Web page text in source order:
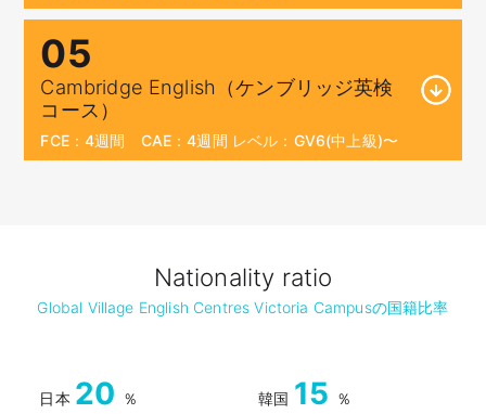
05
Cambridge English（ケンブリッジ英検
コース）
FCE：4週間 CAE：4週間 レベル：GV6(中上級)〜
Nationality ratio
Global Village English Centres Victoria Campusの国籍比率
日本 20 ％ 韓国 15 ％